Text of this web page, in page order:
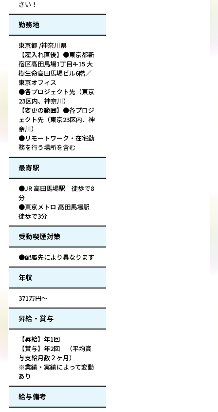
さい！
勤務地
東京都 /神奈川県
【雇入れ直後】●東京都新
宿区高田馬場1丁目4-15 大
樹生命高田馬場ビル6階／
東京オフィス
●各プロジェクト先（東京
23区内、神奈川）
【変更の範囲】●各プロジ
ェクト先（東京23区内、神
奈川）
●リモートワーク・在宅勤
務を行う場所を含む
最寄駅
●JR 高田馬場駅 徒歩で8
分
●東京メトロ 高田馬場駅
徒歩で3分
受動喫煙対策
●配属先により異なります
年収
371万円～
昇給・賞与
【昇給】年1回
【賞与】年2回 （平均賞
与支給月数２ヶ月）
※業績・実績によって変動
あり
給与備考